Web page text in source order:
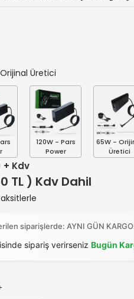
Üretici
120W - Pars
Power
65W -
Üretici
+ Kdv
TL ) Kdv Dahil
siparişlerde: AYNI GÜN
sipariş verirseniz Bugün